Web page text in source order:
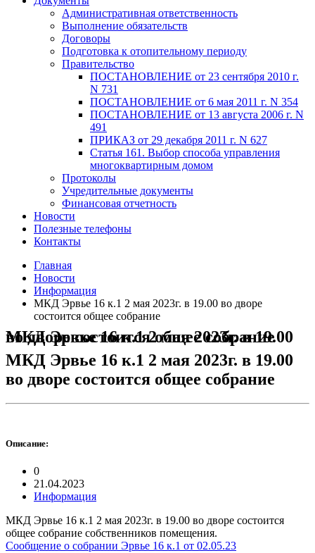
Административная ответственность
Выполнение обязательств
Договоры
Подготовка к отопительному периоду
Правительство
ПОСТАНОВЛЕНИЕ от 23 сентября 2010 г.
N 731
ПОСТАНОВЛЕНИЕ от 6 мая 2011 г. N 354
ПОСТАНОВЛЕНИЕ от 13 августа 2006 г. N
491
ПРИКАЗ от 29 декабря 2011 г. N 627
Статья 161. Выбор способа управления
многоквартирным домом
Протоколы
Учредительные документы
Финансовая отчетность
Новости
Полезные телефоны
Контакты
Главная
Новости
Информация
МКД Эрвье 16 к.1 2 мая 2023г. в 19.00 во дворе
состоится общее собрание
МКД Эрвье 16 к.1 2 мая 2023г. в 19.00 во дворе состоится общее собрание
МКД Эрвье 16 к.1 2 мая 2023г. в 19.00
во дворе состоится общее собрание
Описание:
0
21.04.2023
Информация
МКД Эрвье 16 к.1 2 мая 2023г. в 19.00 во дворе состоится
общее собрание собственников помещения.
Сообщение о собрании Эрвье 16 к.1 от 02.05.23